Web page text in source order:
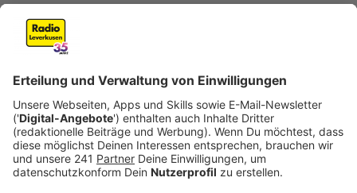
benötigen wir eine angemessene CO2-Bepreisung, um
den Anreiz zu schaffen, klimafreundlich zu handeln.
9) Corona
Anzeige